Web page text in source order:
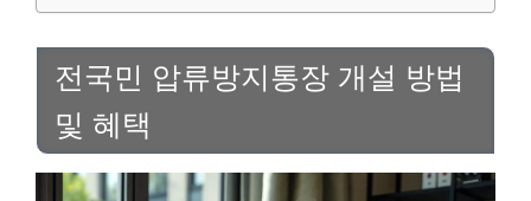
전국민 압류방지통장 개설 방법
및 혜택